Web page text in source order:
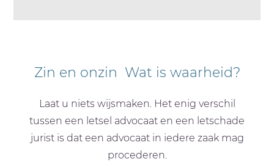
Zin en onzin Wat is waarheid?
Laat u niets wijsmaken. Het enig verschil
tussen een letsel advocaat en een letschade
jurist is dat een advocaat in iedere zaak mag
procederen.